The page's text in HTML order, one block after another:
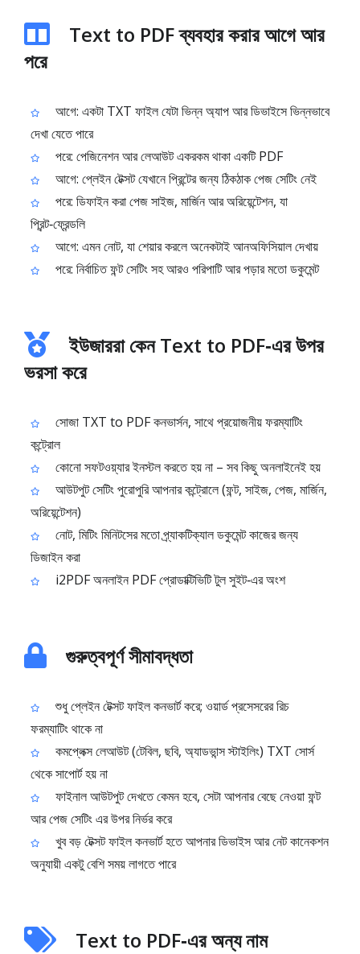
Text to PDF ব্যবহার করার আগে আর
পরে
আগে: একটা TXT ফাইল যেটা ভিন্ন অ্যাপ আর ডিভাইসে ভিন্নভাবে
দেখা যেতে পারে
পরে: পেজিনেশন আর লেআউট একরকম থাকা একটি PDF
আগে: প্লেইন টেক্সট যেখানে প্রিন্টের জন্য ঠিকঠাক পেজ সেটিং নেই
পরে: ডিফাইন করা পেজ সাইজ, মার্জিন আর অরিয়েন্টেশন, যা
প্রিন্ট‑ফ্রেন্ডলি
আগে: এমন নোট, যা শেয়ার করলে অনেকটাই আনঅফিসিয়াল দেখায়
পরে: নির্বাচিত ফন্ট সেটিং সহ আরও পরিপাটি আর পড়ার মতো ডকুমেন্ট
ইউজাররা কেন Text to PDF‑এর উপর
ভরসা করে
সোজা TXT to PDF কনভার্সন, সাথে প্রয়োজনীয় ফরম্যাটিং
কন্ট্রোল
কোনো সফটওয়্যার ইনস্টল করতে হয় না – সব কিছু অনলাইনেই হয়
আউটপুট সেটিং পুরোপুরি আপনার কন্ট্রোলে (ফন্ট, সাইজ, পেজ, মার্জিন,
অরিয়েন্টেশন)
নোট, মিটিং মিনিটসের মতো প্র্যাকটিক্যাল ডকুমেন্ট কাজের জন্য
ডিজাইন করা
i2PDF অনলাইন PDF প্রোডাক্টিভিটি টুল সুইট‑এর অংশ
গুরুত্বপূর্ণ সীমাবদ্ধতা
শুধু প্লেইন টেক্সট ফাইল কনভার্ট করে; ওয়ার্ড প্রসেসরের রিচ
ফরম্যাটিং থাকে না
কমপ্লেক্স লেআউট (টেবিল, ছবি, অ্যাডভান্স স্টাইলিং) TXT সোর্স
থেকে সাপোর্ট হয় না
ফাইনাল আউটপুট দেখতে কেমন হবে, সেটা আপনার বেছে নেওয়া ফন্ট
আর পেজ সেটিং এর উপর নির্ভর করে
খুব বড় টেক্সট ফাইল কনভার্ট হতে আপনার ডিভাইস আর নেট কানেকশন
অনুযায়ী একটু বেশি সময় লাগতে পারে
Text to PDF‑এর অন্য নাম